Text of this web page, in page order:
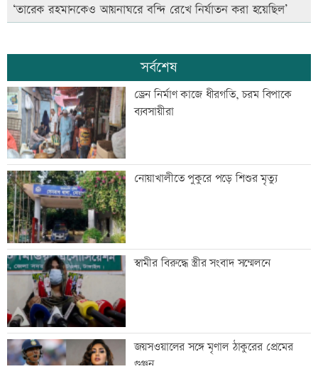
‘তারেক রহমানকেও আয়নাঘরে বন্দি রেখে নির্যাতন করা হয়েছিল’
সর্বশেষ
ড্রেন নির্মাণ কাজে ধীরগতি, চরম বিপাকে
ব্যবসায়ীরা
নোয়াখালীতে পুকুরে পড়ে শিশুর মৃত্যু
স্বামীর বিরুদ্ধে স্ত্রীর সংবাদ সম্মেলনে
জয়সওয়ালের সঙ্গে মৃণাল ঠাকুরের প্রেমের
গুঞ্জন